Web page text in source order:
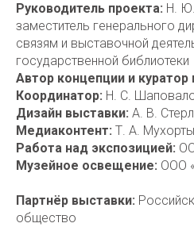
Руководитель проекта: Н.
заместитель генерального
связям и выставочной
государственной библиотеки
Автор концепции и куратор
Координатор: Н. С.
Дизайн выставки: А. В.
Медиаконтент: Т. А.
Работа над экспозицией:
Музейное освещение: ООО
Партнёр выставки:
общество